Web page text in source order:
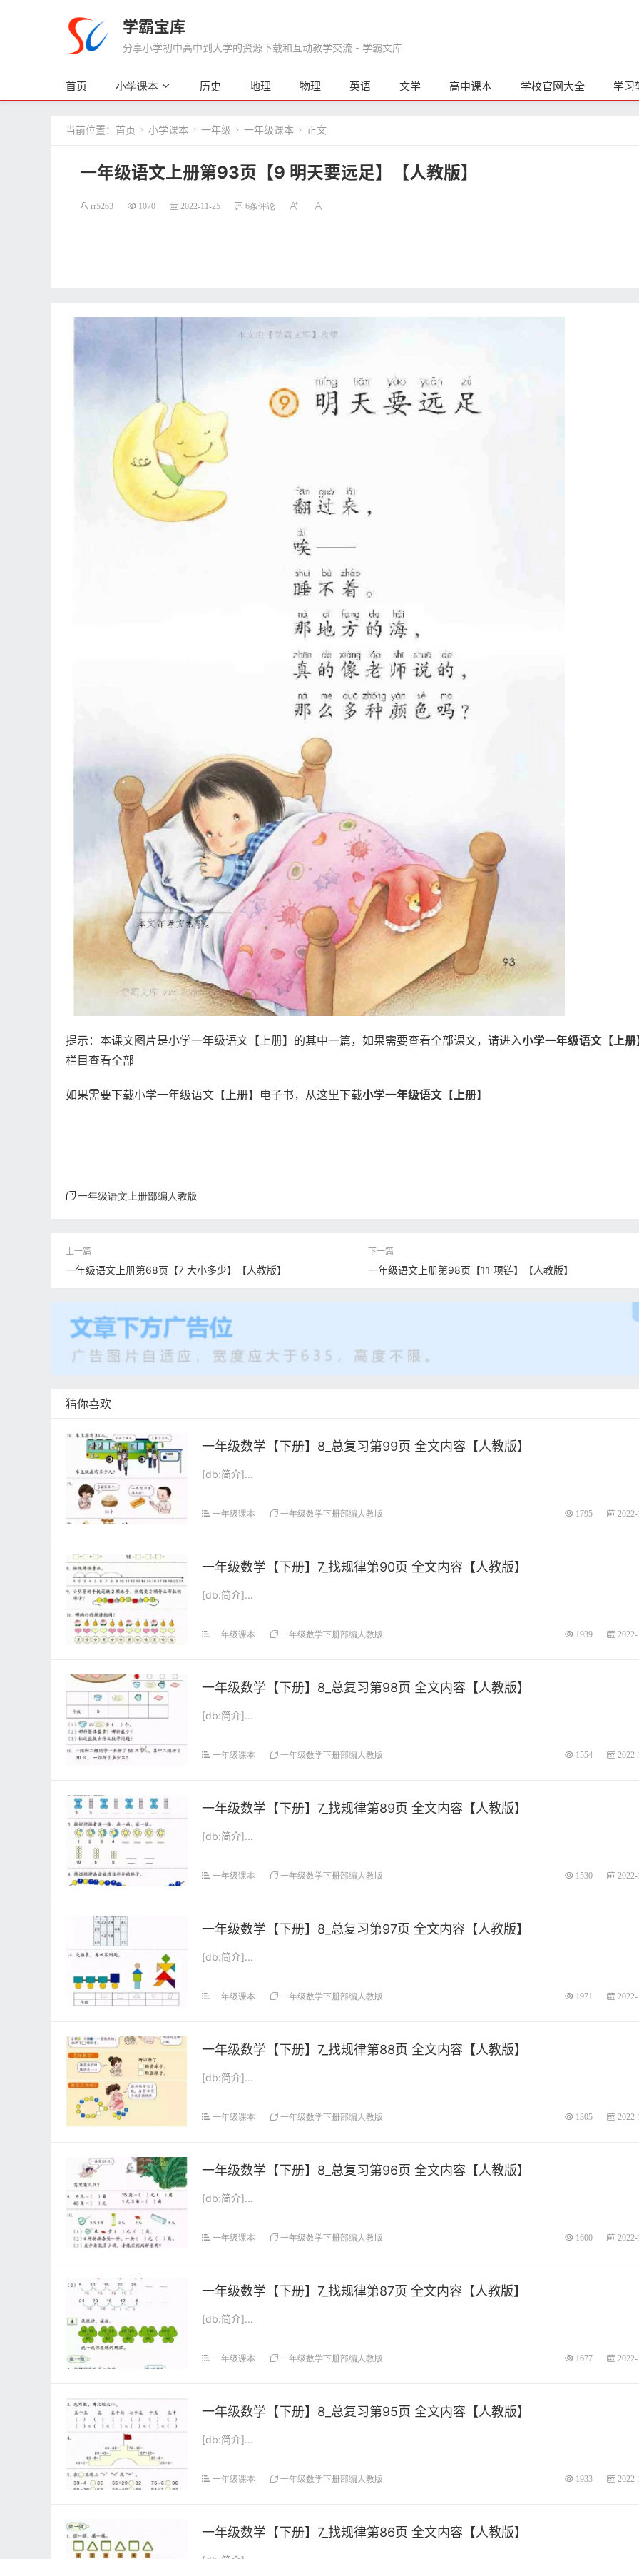
学霸宝库
分享小学初中高中到大学的资源下载和互动教学交流 - 学霸文库
首页 小学课本 历史 地理 物理 英语 文学 高中课本 学校官网大全 学习
当前位置： 首页  小学课本  一年级  一年级课本  正文
一年级语文上册第93页【9 明天要远足】【人教版】
rr5263 1070 2022-11-25 6条评论
提示：本课文图片是小学一年级语文【上册】的其中一篇，如果需要查看全部课文，请进入小学一年级语文【上册
栏目查看全部
如果需要下载小学一年级语文【上册】电子书，从这里下载小学一年级语文【上册】
一年级语文上册部编人教版
一年级语文上册第68页【7 大小多少】【人教版】 一年级语文上册第98页【11 项链】【人教版】
猜你喜欢
一年级数学【下册】8_总复习第99页 全文内容【人教版】
[db:简介]...
一年级课本 一年级数学下册部编人教版 1795
一年级数学【下册】7_找规律第90页 全文内容【人教版】
[db:简介]...
一年级课本 一年级数学下册部编人教版 1939
一年级数学【下册】8_总复习第98页 全文内容【人教版】
[db:简介]...
一年级课本 一年级数学下册部编人教版 1554
一年级数学【下册】7_找规律第89页 全文内容【人教版】
[db:简介]...
一年级课本 一年级数学下册部编人教版 1530
一年级数学【下册】8_总复习第97页 全文内容【人教版】
[db:简介]...
一年级课本 一年级数学下册部编人教版 1971
一年级数学【下册】7_找规律第88页 全文内容【人教版】
[db:简介]...
一年级课本 一年级数学下册部编人教版 1305
一年级数学【下册】8_总复习第96页 全文内容【人教版】
[db:简介]...
一年级课本 一年级数学下册部编人教版 1600
一年级数学【下册】7_找规律第87页 全文内容【人教版】
[db:简介]...
一年级课本 一年级数学下册部编人教版 1677
一年级数学【下册】8_总复习第95页 全文内容【人教版】
[db:简介]...
一年级课本 一年级数学下册部编人教版 1933
一年级数学【下册】7_找规律第86页 全文内容【人教版】